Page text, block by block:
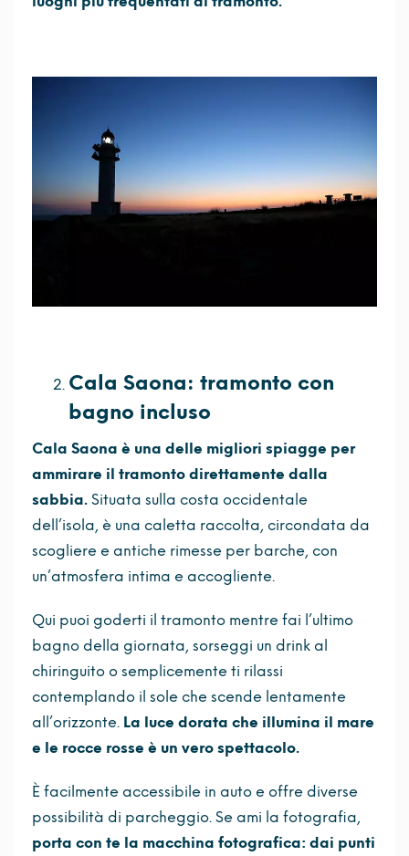
Cala Saona: tramonto con
bagno incluso
Cala Saona è una delle migliori spiagge per
ammirare il tramonto direttamente dalla
sabbia. Situata sulla costa occidentale
dell’isola, è una caletta raccolta, circondata da
scogliere e antiche rimesse per barche, con
un’atmosfera intima e accogliente.
Qui puoi goderti il tramonto mentre fai l’ultimo
bagno della giornata, sorseggi un drink al
chiringuito o semplicemente ti rilassi
contemplando il sole che scende lentamente
all’orizzonte. La luce dorata che illumina il mare
e le rocce rosse è un vero spettacolo.
È facilmente accessibile in auto e offre diverse
possibilità di parcheggio. Se ami la fotografia,
porta con te la macchina fotografica: dai punti